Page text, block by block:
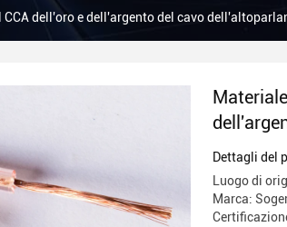
CCA dell'oro e dell'argento del cavo
fondo
Dettagli del
Luogo di
Marca: